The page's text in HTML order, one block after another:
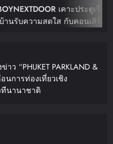
เคาะประตูเรียก
นรับความสดใส กับคอนเสิร์ต
“PHUKET PARKLAND &
นการท่องเที่ยวเชิง
ทีนานาชาติ